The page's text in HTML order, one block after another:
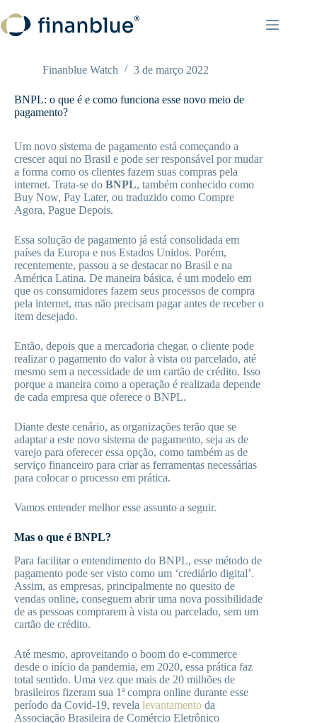
para
o
Finanblue Watch 3 de março 2022
BNPL: o que é e como funciona esse novo meio de
pagamento?
Um novo sistema de pagamento está começando a
crescer aqui no Brasil e pode ser responsável por mudar
a forma como os clientes fazem suas compras pela
internet. Trata-se do BNPL, também conhecido como
Buy Now, Pay Later, ou traduzido como Compre
Agora, Pague Depois.
Essa solução de pagamento já está consolidada em
países da Europa e nos Estados Unidos. Porém,
recentemente, passou a se destacar no Brasil e na
América Latina. De maneira básica, é um modelo em
que os consumidores fazem seus processos de compra
pela internet, mas não precisam pagar antes de receber o
item desejado.
Então, depois que a mercadoria chegar, o cliente pode
realizar o pagamento do valor à vista ou parcelado, até
mesmo sem a necessidade de um cartão de crédito. Isso
porque a maneira como a operação é realizada depende
de cada empresa que oferece o BNPL.
Diante deste cenário, as organizações terão que se
adaptar a este novo sistema de pagamento, seja as de
varejo para oferecer essa opção, como também as de
serviço financeiro para criar as ferramentas necessárias
para colocar o processo em prática.
Vamos entender melhor esse assunto a seguir.
Mas o que é BNPL?
Para facilitar o entendimento do BNPL, esse método de
pagamento pode ser visto como um ‘crediário digital’.
Assim, as empresas, principalmente no quesito de
vendas online, conseguem abrir uma nova possibilidade
de as pessoas comprarem à vista ou parcelado, sem um
cartão de crédito.
Até mesmo, aproveitando o boom do e-commerce
desde o início da pandemia, em 2020, essa prática faz
total sentido. Uma vez que mais de 20 milhões de
brasileiros fizeram sua 1ª compra online durante esse
período da Covid-19, revela levantamento da
Associação Brasileira de Comércio Eletrônico